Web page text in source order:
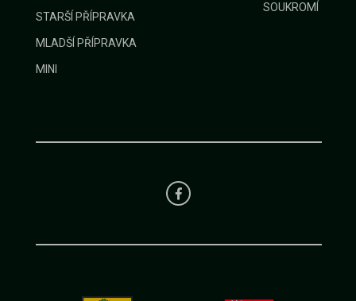
STARŠÍ PŘÍPRAVKA
MLADŠÍ PŘÍPRAVKA
MINI
SOUKROMÍ